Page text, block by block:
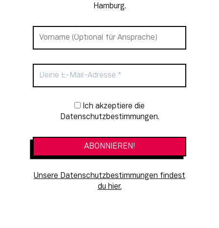
Hamburg.
Newsletter-Anmeldung
Datenschutzbestimmungen.
Unsere Datenschutzbestimmungen findest
du hier.